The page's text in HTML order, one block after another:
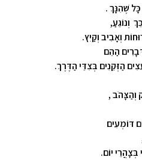
שֶׁהִנָּךְ .
וְנוֹגֵעַ,
וְאָבִיב וְקַיִץ.
הַהֵם
הַזְּקֵנִים בְּצִדֵּי הַדֶּרֶךְ.
וְהַצָּהֹב ,
דּוֹמְעִים
יוֹם.